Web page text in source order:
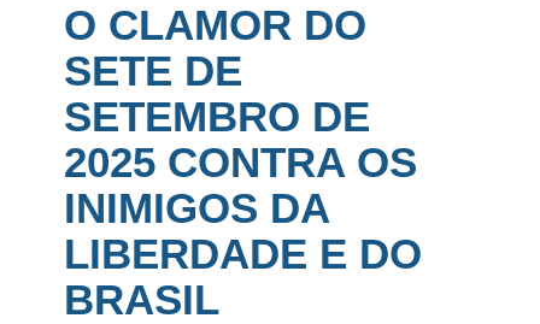
O CLAMOR DO
SETE DE
SETEMBRO DE
2025 CONTRA OS
INIMIGOS DA
LIBERDADE E DO
BRASIL